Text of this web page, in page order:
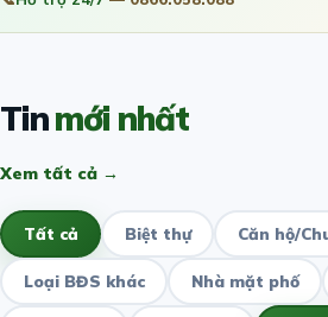
Tinmới nhất
Xem tất cả →
Tất cả Biệt thự Căn hộ/
Loại BĐS khác Nhà mặt phố